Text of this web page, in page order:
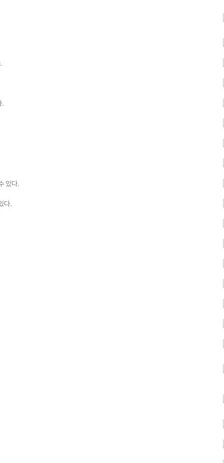
.
있다.
다.